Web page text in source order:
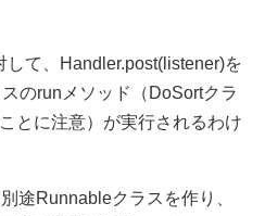
て、Handler.post(listener)を
のrunメソッド（DoSortクラ
とに注意）が実行されるわけ
途Runnableクラスを作り、